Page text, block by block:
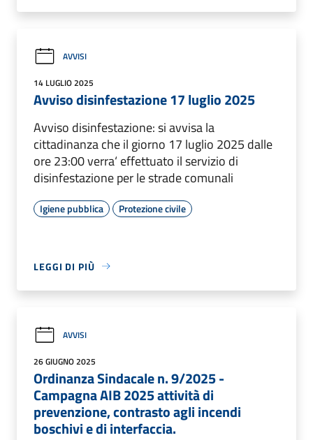
AVVISI
14 LUGLIO 2025
Avviso disinfestazione 17 luglio 2025
Avviso disinfestazione: si avvisa la
cittadinanza che il giorno 17 luglio 2025 dalle
ore 23:00 verra‘ effettuato il servizio di
disinfestazione per le strade comunali
Igiene pubblica Protezione civile
LEGGI DI PIÙ
AVVISI
26 GIUGNO 2025
Ordinanza Sindacale n. 9/2025 -
Campagna AIB 2025 attività di
prevenzione, contrasto agli incendi
boschivi e di interfaccia.